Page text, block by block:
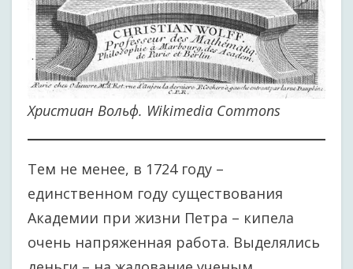
Христиан Вольф. Wikimedia Commons
Тем не менее, в 1724 году –
единственном году существования
Академии при жизни Петра – кипела
очень напряженная работа. Выделялись